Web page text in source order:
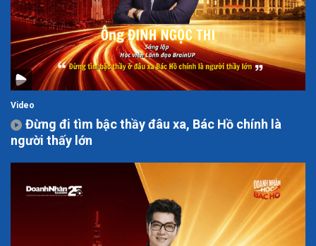
Video
Đừng đi tìm bậc thầy đâu xa, Bác Hồ chính là
người thấy lớn